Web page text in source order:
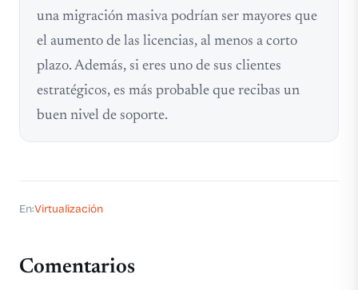
una migración masiva podrían ser mayores que
el aumento de las licencias, al menos a corto
plazo. Además, si eres uno de sus clientes
estratégicos, es más probable que recibas un
buen nivel de soporte.
En:Virtualización
Comentarios